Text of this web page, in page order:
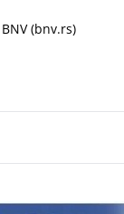
(bnv.rs)